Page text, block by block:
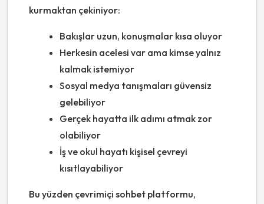
kurmaktan çekiniyor:
Bakışlar uzun, konuşmalar kısa oluyor
Herkesin acelesi var ama kimse yalnız
kalmak istemiyor
Sosyal medya tanışmaları güvensiz
gelebiliyor
Gerçek hayatta ilk adımı atmak zor
olabiliyor
İş ve okul hayatı kişisel çevreyi
kısıtlayabiliyor
Bu yüzden çevrimiçi sohbet platformu,